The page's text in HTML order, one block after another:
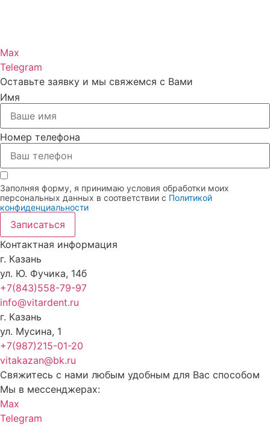
Max
Telegram
Оставьте заявку и мы свяжемся с Вами
Имя
Номер телефона
Заполняя форму, я принимаю условия обработки моих
персональных данных в соответствии с Политикой
конфиденциальности
Записаться
Контактная информация
г. Казань
ул. Ю. Фучика, 14б
+7(843)558-79-97
info@vitardent.ru
г. Казань
ул. Мусина, 1
+7(987)215-01-20
vitakazan@bk.ru
Свяжитесь с нами любым удобным для Вас способом
Мы в мессенджерах:
Max
Telegram